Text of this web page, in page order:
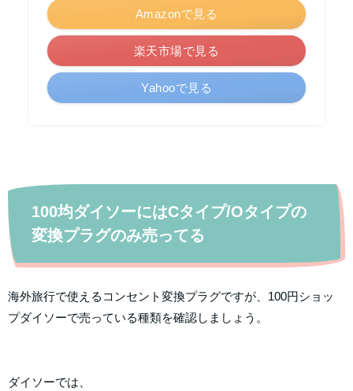
Amazonで見る
楽天市場で見る
Yahooで見る
100均ダイソーにはCタイプ/Oタイプの
変換プラグのみ売ってる
海外旅行で使えるコンセント変換プラグですが、100円ショッ
プダイソーで売っている種類を確認しましょう。
ダイソーでは、